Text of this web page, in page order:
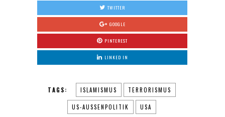
TWITTER
GOOGLE
PINTEREST
LINKED IN
TAGS: ISLAMISMUS TERRORISMUS
US-AUSSENPOLITIK USA